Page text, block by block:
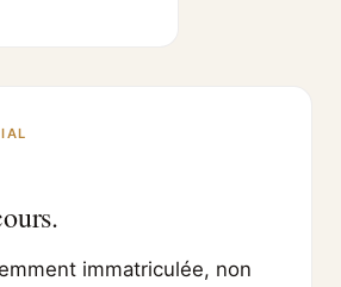
immatriculée, non